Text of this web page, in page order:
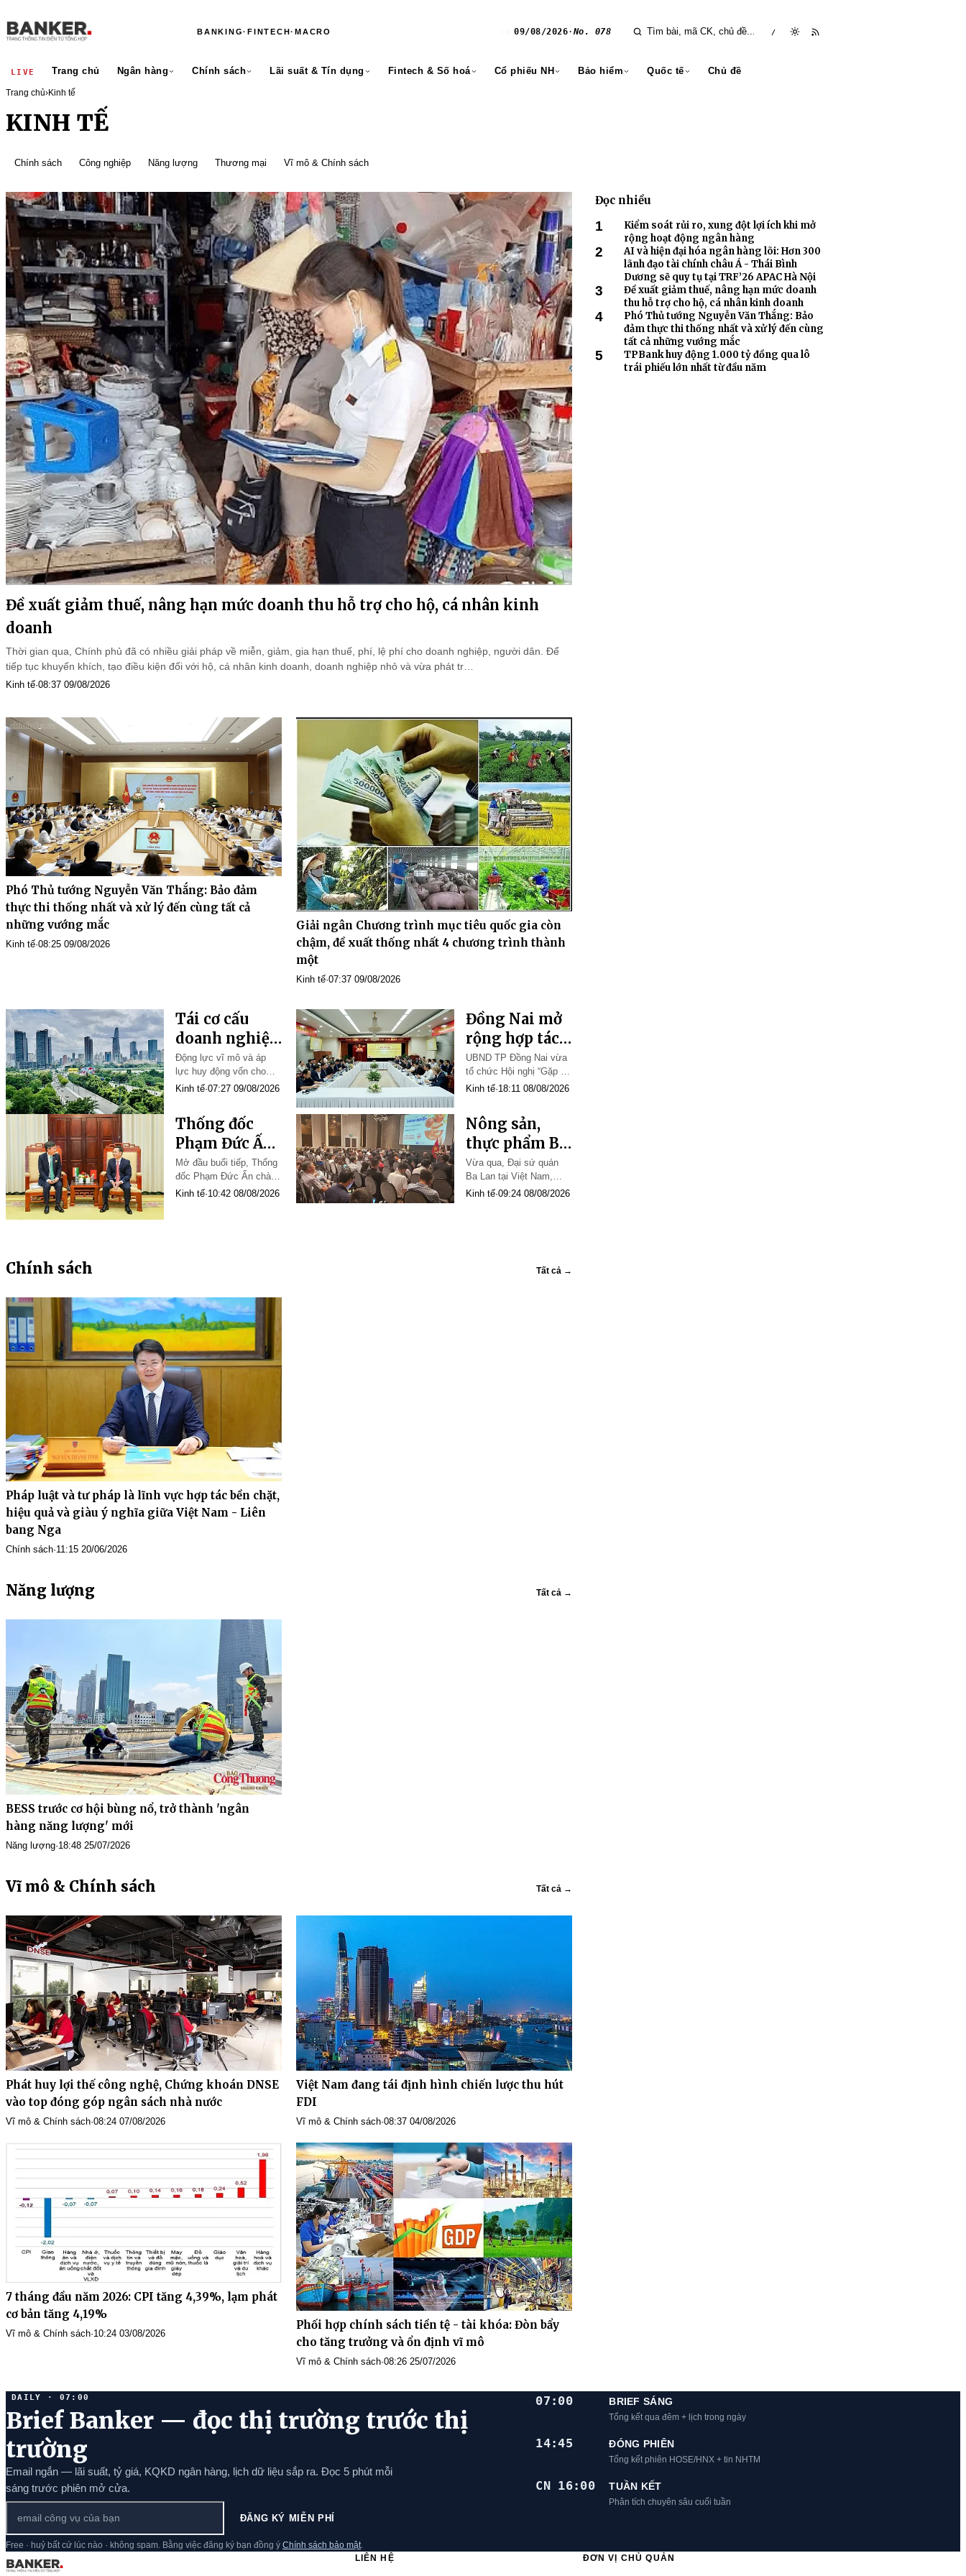
BANKING·FINTECH·MACRO 09/08/2026· No. 078 /
LIVE Trang chủ Ngân hàng Chính sách Lãi suất & Tín dụng Fintech & Số hoá Cổ phiếu NH Bảo hiểm Quốc tế Chủ đề
Trang chủ›Kinh tế
KINH TẾ
Chính sách Công nghiệp Năng lượng Thương mại Vĩ mô & Chính sách
Đề xuất giảm thuế, nâng hạn mức doanh thu hỗ trợ cho hộ, cá nhân kinh
doanh
Thời gian qua, Chính phủ đã có nhiều giải pháp về miễn, giảm, gia hạn thuế, phí, lệ phí cho doanh nghiệp, người dân. Để
tiếp tục khuyến khích, tạo điều kiện đối với hộ, cá nhân kinh doanh, doanh nghiệp nhỏ và vừa phát tr…
Kinh tế·08:37 09/08/2026
Phó Thủ tướng Nguyễn Văn Thắng: Bảo đảm
thực thi thống nhất và xử lý đến cùng tất cả
những vướng mắc
Kinh tế·08:25 09/08/2026
Giải ngân Chương trình mục tiêu quốc gia còn
chậm, đề xuất thống nhất 4 chương trình thành
một
Kinh tế·07:37 09/08/2026
Tái cơ cấu
doanh nghiệp
Nhà nước:
Điểm nhấn
pháp lý quan
trọng và kỳ
vọng đột phá
giai đoạn
2026 – 2030
Động lực vĩ mô và áp
lực huy động vốn cho
các mục tiêu chiến lược
Kinh tế·07:27 09/08/2026
Đồng Nai mở
rộng hợp tác
với doanh
nghiệp Đức
trong giai
đoạn mới
UBND TP Đồng Nai vừa
tổ chức Hội nghị “Gặp gỡ
giữa UBND TP Đồng Nai
Tài chính và Hiệp hội
Doanh nghiệp Đức tại
Việt Nam (GBA)”, do ông
Nguyễn Kim Long, Ủy
viên Ban Thường vụ T…
Kinh tế·18:11 08/08/2026
Thống đốc
Phạm Đức Ấn
tiếp Đại sứ
Đặc mệnh
toàn quyền
Mở đầu buổi tiếp, Thống
đốc Phạm Đức Ấn chào
mừng Đại sứ Tshering
Kinh tế·10:42 08/08/2026
Nông sản,
thực phẩm Ba
Lan đẩy mạnh
hiện diện tại
Việt Nam qua
Vừa qua, Đại sứ quán
Ba Lan tại Việt Nam,
Trung tâm Xúc tiến –
nghiệp Việt Nam, nhằm
Kinh tế·09:24 08/08/2026
Chính sách Tất cả →
Pháp luật và tư pháp là lĩnh vực hợp tác bền chặt,
hiệu quả và giàu ý nghĩa giữa Việt Nam - Liên
bang Nga
Chính sách·11:15 20/06/2026
Năng lượng Tất cả →
BESS trước cơ hội bùng nổ, trở thành 'ngân
hàng năng lượng' mới
Năng lượng·18:48 25/07/2026
Vĩ mô & Chính sách Tất cả →
Phát huy lợi thế công nghệ, Chứng khoán DNSE
vào top đóng góp ngân sách nhà nước
Vĩ mô & Chính sách·08:24 07/08/2026
Việt Nam đang tái định hình chiến lược thu hút
FDI
Vĩ mô & Chính sách·08:37 04/08/2026
7 tháng đầu năm 2026: CPI tăng 4,39%, lạm phát
cơ bản tăng 4,19%
Vĩ mô & Chính sách·10:24 03/08/2026
Phối hợp chính sách tiền tệ - tài khóa: Đòn bẩy
cho tăng trưởng và ổn định vĩ mô
Vĩ mô & Chính sách·08:26 25/07/2026
Đọc nhiều
1
Kiểm soát rủi ro, xung đột lợi ích khi mở
rộng hoạt động ngân hàng
2
lãnh đạo tài chính châu Á - Thái Bình
3
Đề xuất giảm thuế, nâng hạn mức doanh
thu hỗ trợ cho hộ, cá nhân kinh doanh
4
Phó Thủ tướng Nguyễn Văn Thắng: Bảo
đảm thực thi thống nhất và xử lý đến cùng
tất cả những vướng mắc
5
TPBank huy động 1.000 tỷ đồng qua lô
trái phiếu lớn nhất từ đầu năm
DAILY · 07:00
Brief Banker — đọc thị trường trước thị
trường
Email ngắn — lãi suất, tỷ giá, KQKD ngân hàng, lịch dữ liệu sắp ra. Đọc 5 phút mỗi
sáng trước phiên mở cửa.
ĐĂNG KÝ MIỄN PHÍ
Free · huỷ bất cứ lúc nào · không spam. Bằng việc đăng ký bạn đồng ý Chính sách bảo mật
07:00 BRIEF SÁNG
Tổng kết qua đêm + lịch trong ngày
14:45 ĐÓNG PHIÊN
Tổng kết phiên HOSE/HNX + tin NHTM
CN 16:00 TUẦN KẾT
Phân tích chuyên sâu cuối tuần
LIÊN HỆ ĐƠN VỊ CHỦ QUẢN